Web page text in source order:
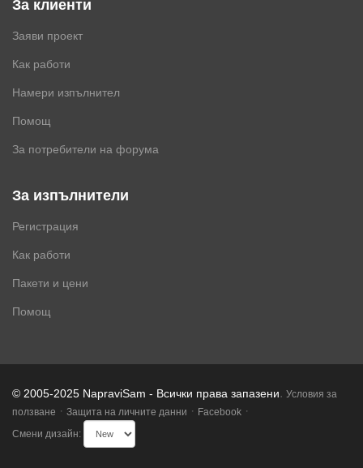
За клиенти
Заяви проект
Как работи
Намери изпълнител
Помощ
За потребители на форума
За изпълнители
Регистрация
Как работи
Пакети и цени
Помощ
© 2005-2025 NapraviSam - Всички права запазени. Условия за
ползване · Защита на личните данни · Facebook ·
Смени дизайн: